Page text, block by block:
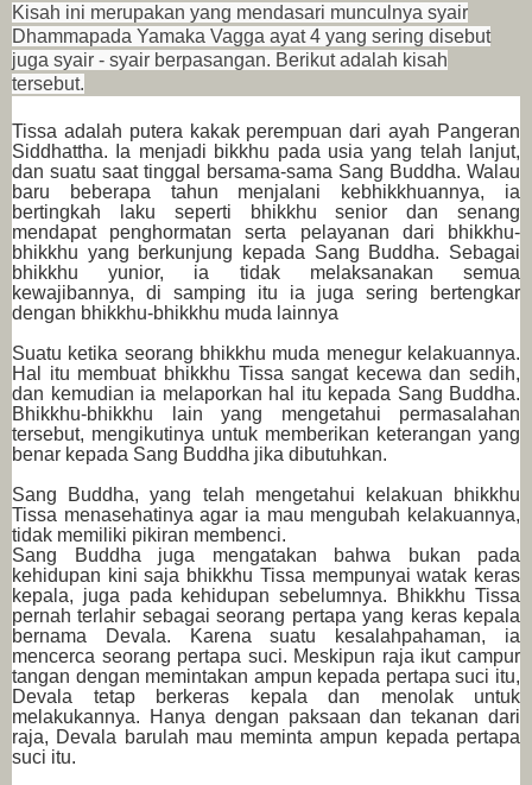
Kisah ini merupakan yang mendasari munculnya syair
Dhammapada Yamaka Vagga ayat 4 yang sering disebut
juga syair - syair berpasangan. Berikut adalah kisah
tersebut.
Tissa adalah putera kakak perempuan dari ayah Pangeran
Siddhattha. Ia menjadi bikkhu pada usia yang telah lanjut,
dan suatu saat tinggal bersama-sama Sang Buddha. Walau
baru beberapa tahun menjalani kebhikkhuannya, ia
bertingkah laku seperti bhikkhu senior dan senang
mendapat penghormatan serta pelayanan dari bhikkhu-
bhikkhu yang berkunjung kepada Sang Buddha. Sebagai
bhikkhu yunior, ia tidak melaksanakan semua
kewajibannya, di samping itu ia juga sering bertengkar
dengan bhikkhu-bhikkhu muda lainnya
Suatu ketika seorang bhikkhu muda menegur kelakuannya.
Hal itu membuat bhikkhu Tissa sangat kecewa dan sedih,
dan kemudian ia melaporkan hal itu kepada Sang Buddha.
Bhikkhu-bhikkhu lain yang mengetahui permasalahan
tersebut, mengikutinya untuk memberikan keterangan yang
benar kepada Sang Buddha jika dibutuhkan.
Sang Buddha, yang telah mengetahui kelakuan bhikkhu
Tissa menasehatinya agar ia mau mengubah kelakuannya,
tidak memiliki pikiran membenci.
Sang Buddha juga mengatakan bahwa bukan pada
kehidupan kini saja bhikkhu Tissa mempunyai watak keras
kepala, juga pada kehidupan sebelumnya. Bhikkhu Tissa
pernah terlahir sebagai seorang pertapa yang keras kepala
bernama Devala. Karena suatu kesalahpahaman, ia
mencerca seorang pertapa suci. Meskipun raja ikut campur
tangan dengan memintakan ampun kepada pertapa suci itu,
Devala tetap berkeras kepala dan menolak untuk
melakukannya. Hanya dengan paksaan dan tekanan dari
raja, Devala barulah mau meminta ampun kepada pertapa
suci itu.